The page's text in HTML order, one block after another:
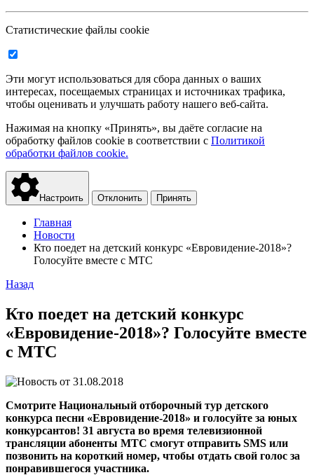
Статистические файлы cookie
Эти могут использоваться для сбора данных о ваших
интересах, посещаемых страницах и источниках трафика,
чтобы оценивать и улучшать работу нашего веб-сайта.
Нажимая на кнопку «Принять», вы даёте согласие на
обработку файлов cookie в соответствии с Политикой
обработки файлов cookie.
Настроить Отклонить Принять
Главная
Новости
Кто поедет на детский конкурс «Евровидение-2018»?
Голосуйте вместе с МТС
Назад
Кто поедет на детский конкурс
«Евровидение-2018»? Голосуйте вместе
с МТС
31.08.2018
Смотрите Национальный отборочный тур детского
конкурса песни «Евровидение-2018» и голосуйте за юных
конкурсантов! 31 августа во время телевизионной
трансляции абоненты МТС смогут отправить SMS или
позвонить на короткий номер, чтобы отдать свой голос за
понравившегося участника.